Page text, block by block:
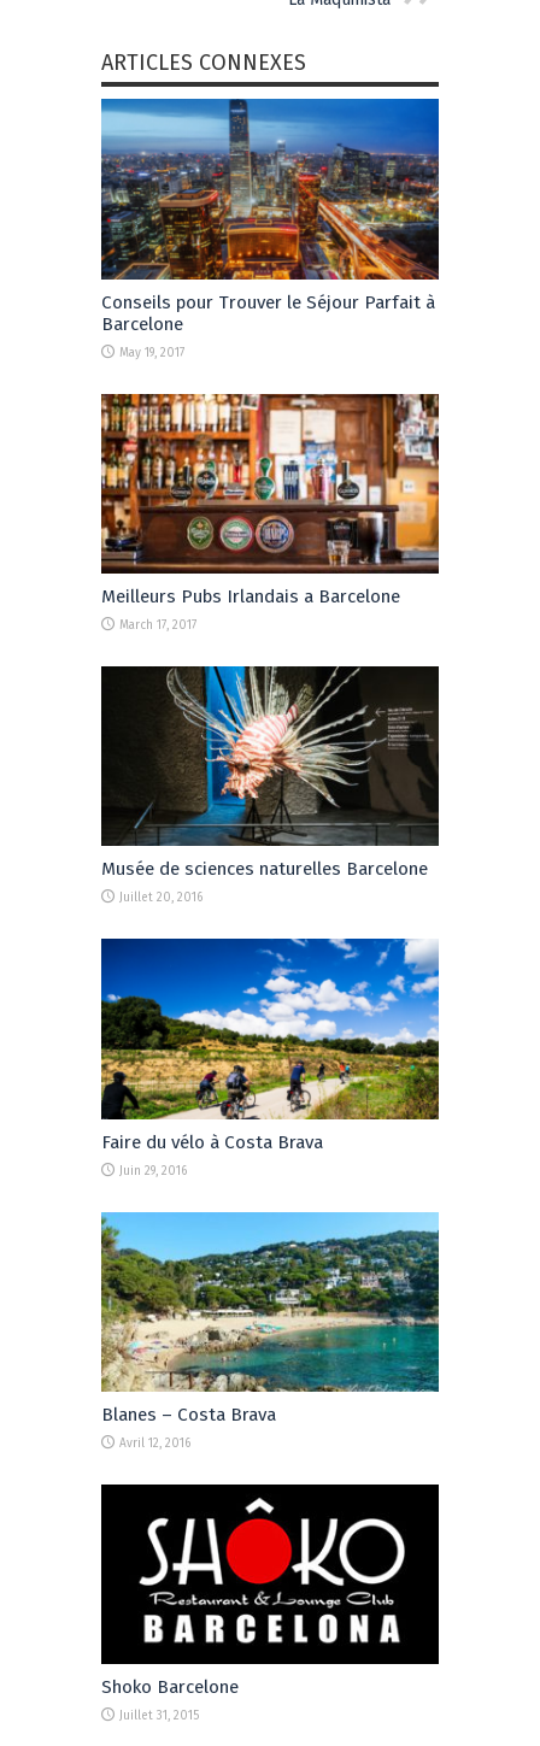
ARTICLES CONNEXES
Conseils pour Trouver le Séjour Parfait à
Barcelone
May 19, 2017
Meilleurs Pubs Irlandais a Barcelone
March 17, 2017
Musée de sciences naturelles Barcelone
Juillet 20, 2016
Faire du vélo à Costa Brava
Juin 29, 2016
Blanes – Costa Brava
Avril 12, 2016
Shoko Barcelone
Juillet 31, 2015